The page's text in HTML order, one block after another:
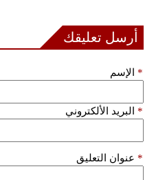
أرسل تعليقك
الإسم *
البريد الألكتروني *
عنوان التعليق *